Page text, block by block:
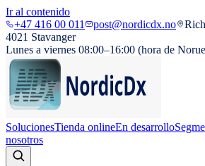
Ir al contenido
+47 416 00 011
post@nordicdx.no
4021 Stavanger
Lunes a viernes 08:00–16:00 (hora de
SolucionesTienda onlineEn desarrollo
nosotros